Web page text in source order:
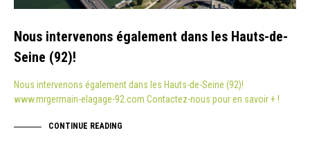
Nous intervenons également dans les Hauts-de-
Seine (92)!
Nous intervenons également dans les Hauts-de-Seine (92)!
www.mrgermain-elagage-92.com Contactez-nous pour en savoir + !
CONTINUE READING